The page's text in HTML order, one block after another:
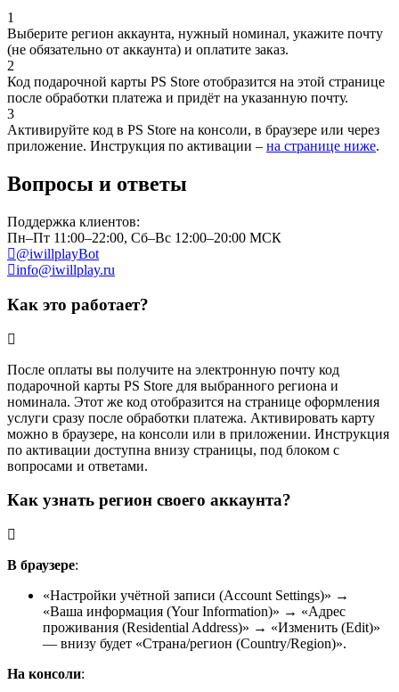
1
Выберите регион аккаунта, нужный номинал, укажите почту
(не обязательно от аккаунта) и оплатите заказ.
2
Код подарочной карты PS Store отобразится на этой странице
после обработки платежа и придёт на указанную почту.
3
Активируйте код в PS Store на консоли, в браузере или через
приложение. Инструкция по активации – на странице ниже.
Вопросы и ответы
Поддержка клиентов:
Пн–Пт 11:00–22:00, Сб–Вс 12:00–20:00 МСК
@iwillplayBot
info@iwillplay.ru
Как это работает?
После оплаты вы получите на электронную почту код
подарочной карты PS Store для выбранного региона и
номинала. Этот же код отобразится на странице оформления
услуги сразу после обработки платежа. Активировать карту
можно в браузере, на консоли или в приложении. Инструкция
по активации доступна внизу страницы, под блоком с
вопросами и ответами.
Как узнать регион своего аккаунта?
В браузере:
«Настройки учётной записи (Account Settings)» →
«Ваша информация (Your Information)» → «Адрес
проживания (Residential Address)» → «Изменить (Edit)»
— внизу будет «Страна/регион (Country/Region)».
На консоли: